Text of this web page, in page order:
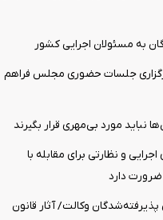
به مسئولان اجرایی کشور
جلسات حضوری مجلس فراهم
نباید مورد بی‌مهری قرار بگیرند
و نظارتی برای مقابله با
ضرورت دارد
وکالت/ آثار قانون